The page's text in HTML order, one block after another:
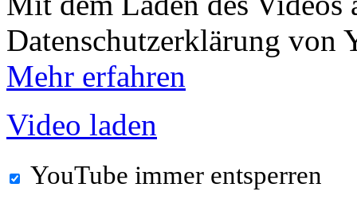
Datenschutzerklärung von
Mehr erfahren
Video laden
YouTube immer entsperren